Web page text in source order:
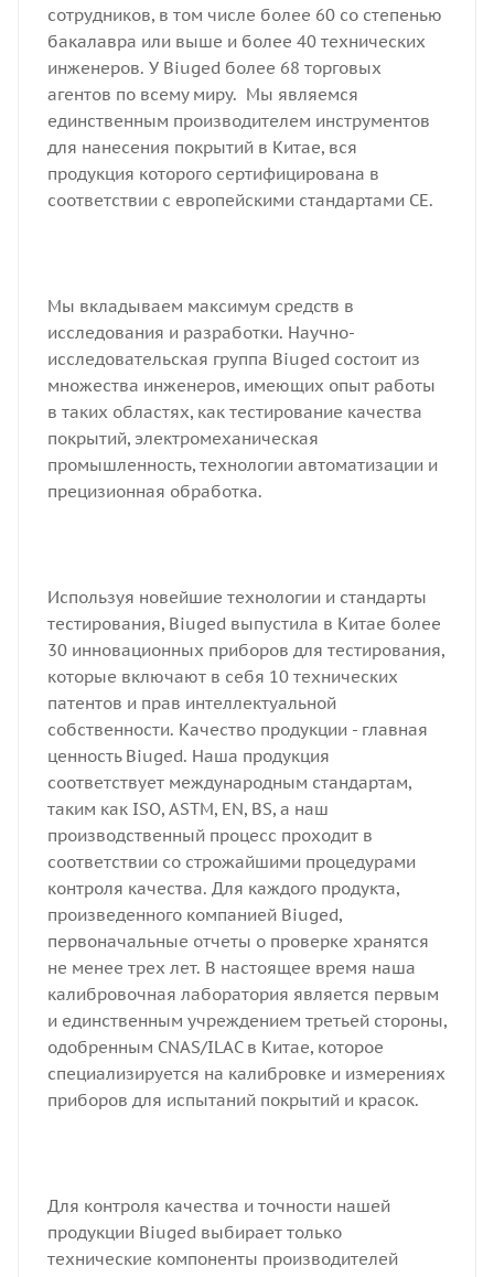
сотрудников, в том числе более 60 со степенью
бакалавра или выше и более 40 технических
инженеров. У Biuged более 68 торговых
агентов по всему миру. Мы являемся
единственным производителем инструментов
для нанесения покрытий в Китае, вся
продукция которого сертифицирована в
соответствии с европейскими стандартами CE.
Мы вкладываем максимум средств в
исследования и разработки. Научно-
исследовательская группа Biuged состоит из
множества инженеров, имеющих опыт работы
в таких областях, как тестирование качества
покрытий, электромеханическая
промышленность, технологии автоматизации и
прецизионная обработка.
Используя новейшие технологии и стандарты
тестирования, Biuged выпустила в Китае более
30 инновационных приборов для тестирования,
которые включают в себя 10 технических
патентов и прав интеллектуальной
собственности. Качество продукции - главная
ценность Biuged. Наша продукция
соответствует международным стандартам,
таким как ISO, ASTM, EN, BS, а наш
производственный процесс проходит в
соответствии со строжайшими процедурами
контроля качества. Для каждого продукта,
произведенного компанией Biuged,
первоначальные отчеты о проверке хранятся
не менее трех лет. В настоящее время наша
калибровочная лаборатория является первым
и единственным учреждением третьей стороны,
одобренным CNAS/ILAC в Китае, которое
специализируется на калибровке и измерениях
приборов для испытаний покрытий и красок.
Для контроля качества и точности нашей
продукции Biuged выбирает только
технические компоненты производителей